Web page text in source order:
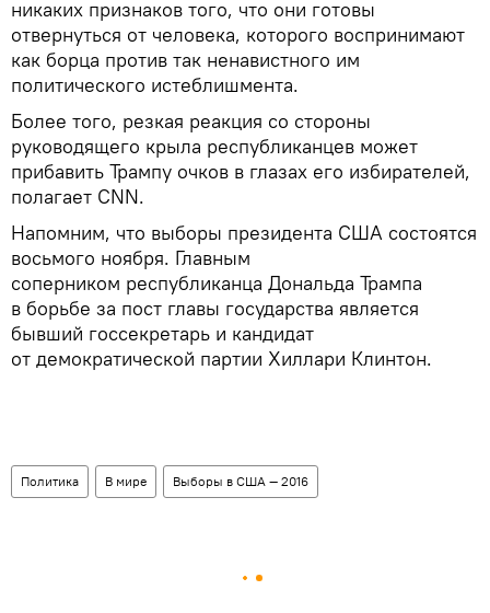
никаких признаков того, что они готовы
отвернуться от человека, которого воспринимают
как борца против так ненавистного им
политического истеблишмента.
Более того, резкая реакция со стороны
руководящего крыла республиканцев может
прибавить Трампу очков в глазах его избирателей,
полагает CNN.
Напомним, что выборы президента США состоятся
восьмого ноября. Главным
соперником республиканца Дональда Трампа
в борьбе за пост главы государства является
бывший госсекретарь и кандидат
от демократической партии Хиллари Клинтон.
Политика В мире Выборы в США — 2016